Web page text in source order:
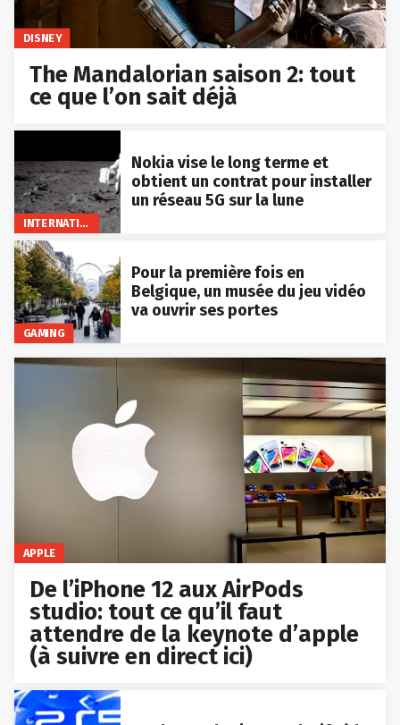
DISNEY
The Mandalorian saison 2: tout
ce que l’on sait déjà
INTERNATIONAL
Nokia vise le long terme et
obtient un contrat pour installer
un réseau 5G sur la lune
GAMING
Pour la première fois en
Belgique, un musée du jeu vidéo
va ouvrir ses portes
APPLE
De l’iPhone 12 aux AirPods
studio: tout ce qu’il faut
attendre de la keynote d’apple
(à suivre en direct ici)